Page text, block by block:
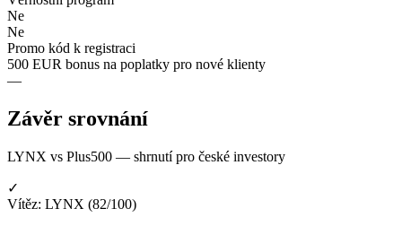
Ne
Ne
Promo kód k registraci
500 EUR bonus na poplatky pro nové klienty
—
Závěr srovnání
LYNX vs Plus500 — shrnutí pro české investory
✓
Vítěz: LYNX (82/100)